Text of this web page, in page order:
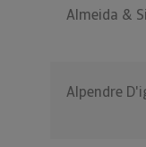
Almeida &
Alpendre